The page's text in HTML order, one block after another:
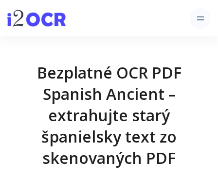
Bezplatné OCR PDF
Spanish Ancient –
extrahujte starý
španielsky text zo
skenovaných PDF